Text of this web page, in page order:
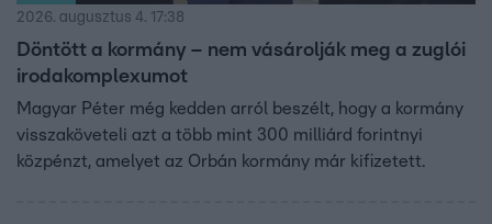
2026. augusztus 4. 17:38
Döntött a kormány – nem vásárolják meg a zuglói
irodakomplexumot
Magyar Péter még kedden arról beszélt, hogy a kormány
visszaköveteli azt a több mint 300 milliárd forintnyi
közpénzt, amelyet az Orbán kormány már kifizetett.